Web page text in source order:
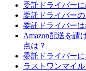
委託ドライバー
委託ドライバー
委託ドライバー
Amazon配送を請
点は？
委託ドライバー
ラストワンマイル